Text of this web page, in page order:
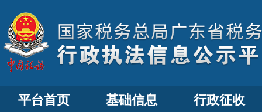
平台首页 基础信息 行政征收